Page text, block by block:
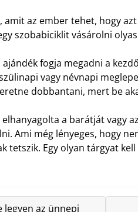
amit az ember tehet, hogy
szobabiciklit vásárolni
fogja megadni a
vagy névnapi
dobbantani, mert be
elhanyagolta a barátját vagy
Ami még lényeges, hogy
tetszik. Egy olyan tárgyat
legyen az ünnepi